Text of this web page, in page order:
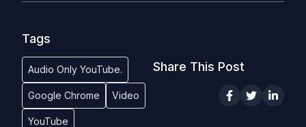
Tags
Audio Only YouTube.
Google Chrome Video
YouTube
Share This Post